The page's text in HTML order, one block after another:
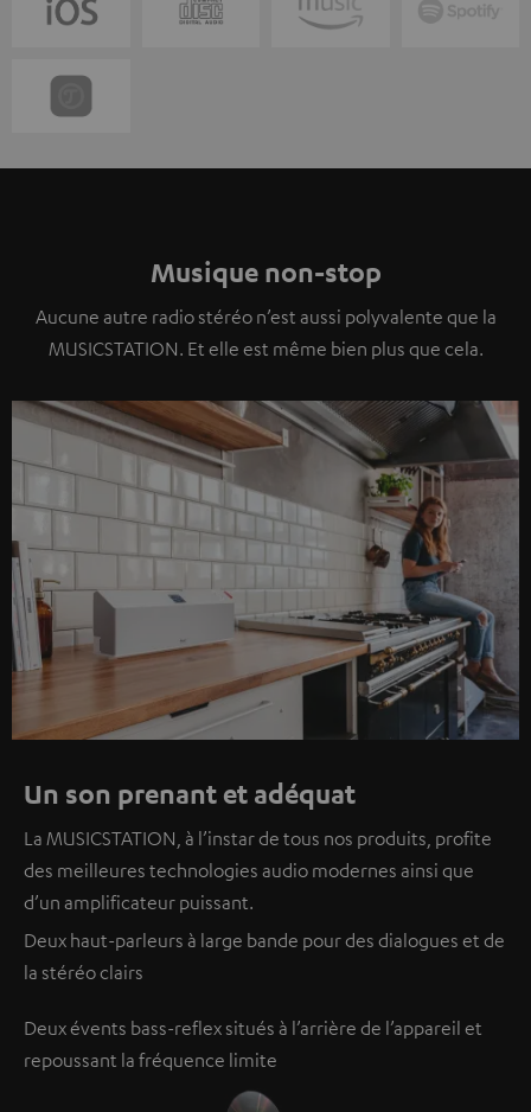
Musique non-stop
Aucune autre radio stéréo n’est aussi polyvalente que la
MUSICSTATION. Et elle est même bien plus que cela.
Un son prenant et adéquat
La MUSICSTATION, à l’instar de tous nos produits, profite
des meilleures technologies audio modernes ainsi que
d’un amplificateur puissant.
Deux haut-parleurs à large bande pour des dialogues et de
la stéréo clairs
Deux évents bass-reflex situés à l’arrière de l’appareil et
repoussant la fréquence limite